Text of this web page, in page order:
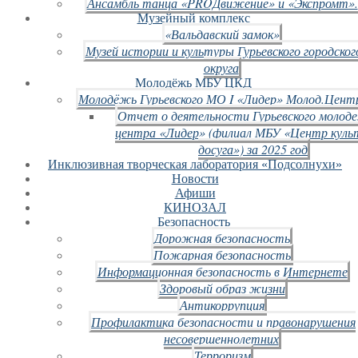
Музейный комплекс
«Вальдавский замок»
Музей истории и культуры Гурьевского
округа
Молодёжь МБУ ЦКД
Молодёжь Гурьевского МО I «Лидер»
Отчет о деятельности Гурьевского
центра «Лидер» (филиал МБУ «Центр
досуга») за 2025 год
Инклюзивная творческая лаборатория «Подсолнухи»
Новости
Афиши
КИНОЗАЛ
Безопасность
Дорожная безопасность
Пожарная безопасность
Информационная безопасность в Интернете
Здоровый образ жизни
Антикоррупция
Профилактика безопасности и правонарушения
несовершеннолетних